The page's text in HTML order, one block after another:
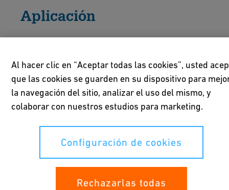
Aplicación
Al hacer clic en “Aceptar todas las cookies”, usted
que las cookies se guarden en su dispositivo para
la navegación del sitio, analizar el uso del mismo, y
colaborar con nuestros estudios para marketing.
Configuración de cookies
Rechazarlas todas